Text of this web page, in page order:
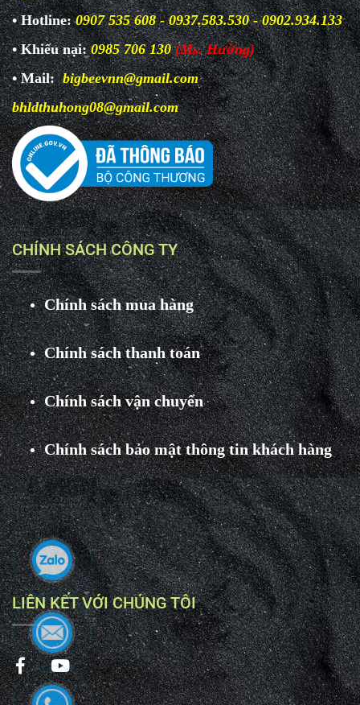
• Hotline:0907 535 608 - 0937.583.530 - 0902.934.133
• Khiếu nại: 0985 706 130 (Ms. Hường)
• Mail:bigbeevnn@gmail.com
bhldthuhong08@gmail.com
CHÍNH SÁCH CÔNG TY
Chính sách mua hàng
Chính sách thanh toán
Chính sách vận chuyển
Chính sách bảo mật thông tin khách hàng
LIÊN KẾT VỚI CHÚNG TÔI